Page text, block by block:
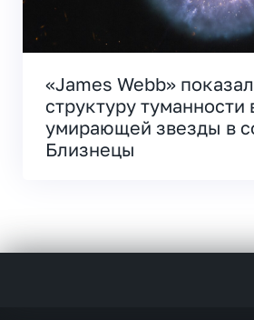
«James Webb»
структуру туманности
умирающей звезды в
Близнецы